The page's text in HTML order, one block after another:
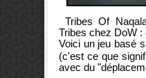
Tribes Of
Tribes chez DoW
Voici un jeu basé
(c'est ce que
avec du